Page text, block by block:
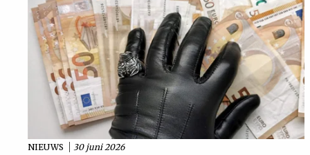
NIEUWS 30 juni 2026